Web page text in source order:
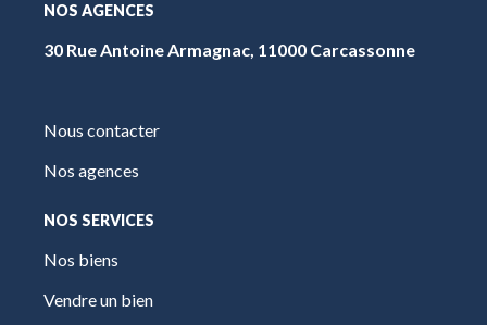
NOS AGENCES
30 Rue Antoine Armagnac, 11000 Carcassonne
Nous contacter
Nos agences
NOS SERVICES
Nos biens
Vendre un bien